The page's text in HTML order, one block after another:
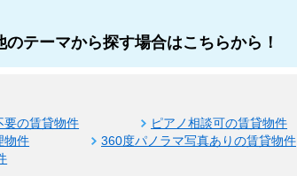
のテーマから探す場合はこちらから！
要の賃貸物件 ピアノ相談可の賃貸物件
物件 360度パノラマ写真ありの賃貸物件